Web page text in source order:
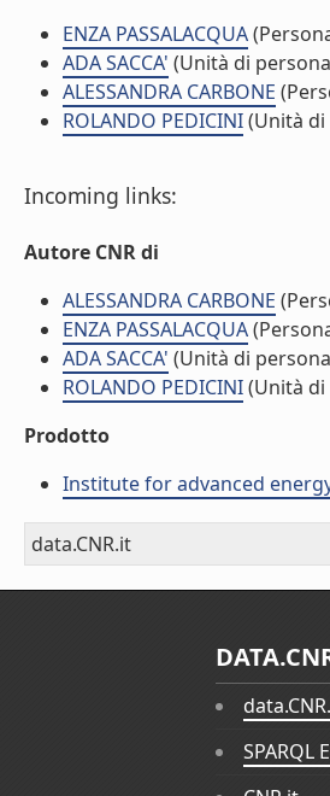
ENZA PASSALACQUA
ADA SACCA' (Unità di
ALESSANDRA CARBONE
ROLANDO PEDICINI(Unità
Incoming links:
Autore CNR di
ALESSANDRA CARBONE
ENZA PASSALACQUA
ADA SACCA' (Unità di
ROLANDO PEDICINI(Unità
Prodotto
Institute for advanced
data.CNR.it
SPARQL